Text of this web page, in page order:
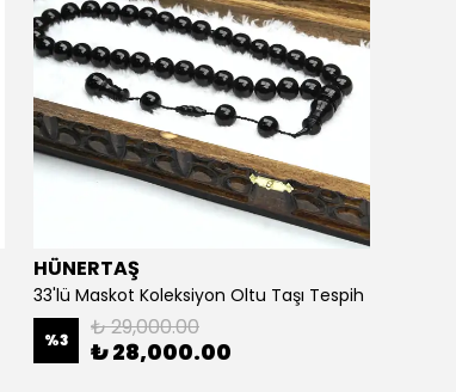
HÜNERTAŞ
33'lü Maskot Koleksiyon Oltu Taşı Tespih
%3 ₺ 29,000.00
₺ 28,000.00